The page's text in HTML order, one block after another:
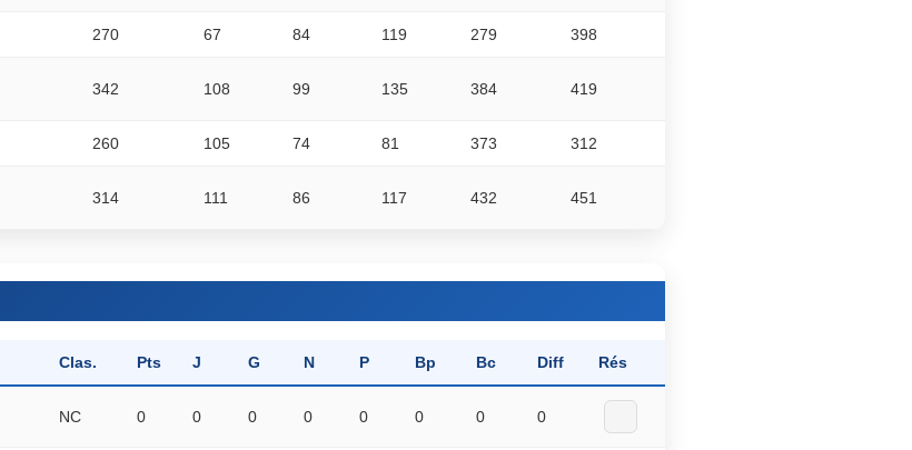
270 67 84 119 279 398
342 108 99 135 384 419
260 105 74 81 373 312
314 111 86 117 432 451
Clas. Pts J G N P Bp Bc Diff Rés
NC 0 0 0 0 0 0 0 0